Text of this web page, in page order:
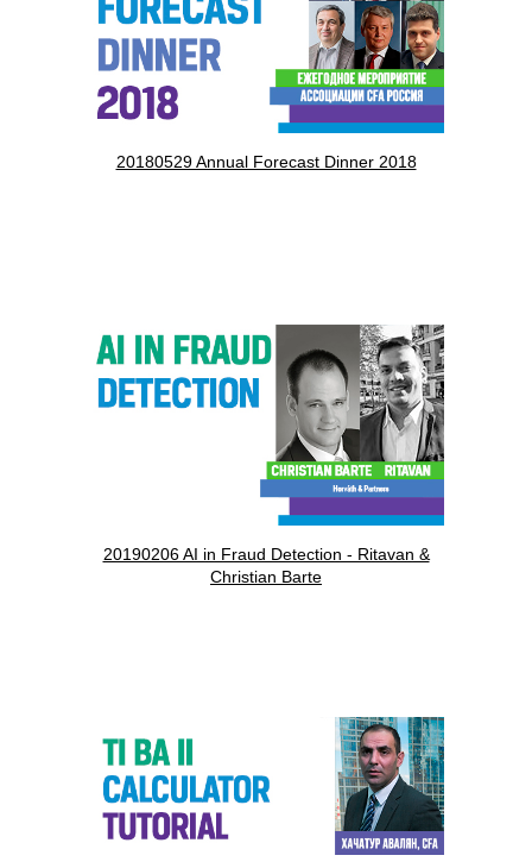
20180529 Annual Forecast Dinner 2018
20190206 AI in Fraud Detection - Ritavan &
Christian Barte